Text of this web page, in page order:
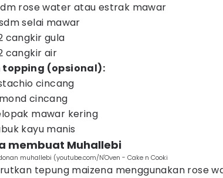
rose water atau estrak mawar
selai mawar
cangkir gula
cangkir air
topping (opsional):
cincang
cincang
mawar kering
kayu manis
membuat Muhallebi
muhallebi (youtube.com/N'Oven - Cake n Cooki
tepung maizena menggunakan rose